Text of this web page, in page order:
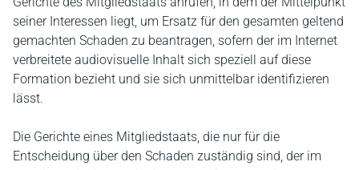
seiner Interessen liegt, um Ersatz für den gesamten geltend
gemachten Schaden zu beantragen, sofern der im Internet
verbreitete audiovisuelle Inhalt sich speziell auf diese
Formation bezieht und sie sich unmittelbar identifizieren
lässt.
Die Gerichte eines Mitgliedstaats, die nur für die
Entscheidung über den Schaden zuständig sind, der im